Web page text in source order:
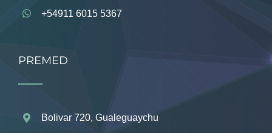
+54911 6015 5367
PREMED
Bolivar 720, Gualeguaychu